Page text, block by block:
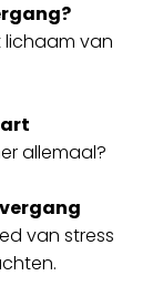
lichaam van
allemaal?
van stress